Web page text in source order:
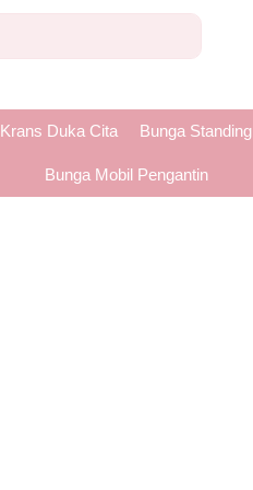
Krans Duka Cita Bunga Standing
Bunga Mobil Pengantin